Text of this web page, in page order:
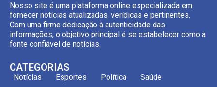
Nosso site é uma plataforma online especializada em
fornecer notícias atualizadas, verídicas e pertinentes.
Com uma firme dedicação à autenticidade das
informações, o objetivo principal é se estabelecer como a
fonte confiável de notícias.
CATEGORIAS
Notícias Esportes Política Saúde